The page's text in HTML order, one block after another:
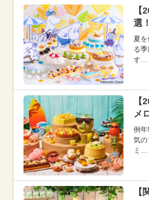
【
選
夏
る
す…
【
メ
例年
気の
ミ…
【